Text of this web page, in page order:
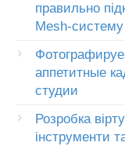
правильно
Mesh-
аппетитные
студии
Розробка
інструменти